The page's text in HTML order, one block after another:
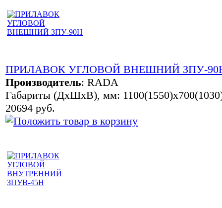
ПРИЛАВОК УГЛОВОЙ ВНЕШНИЙ ЗПУ-
Производитель: RADA
Габариты (ДхШхВ), мм:
20694 руб.